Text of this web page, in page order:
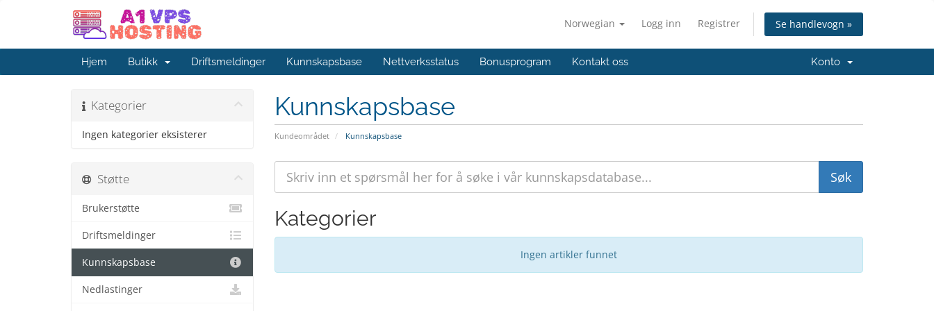
Norwegian Logg inn Registrer Se handlevogn »
Hjem Butikk Driftsmeldinger Kunnskapsbase Nettverksstatus Bonusprogram Kontakt oss Konto
Kunnskapsbase
Kundeområdet Kunnskapsbase
Kategorier
Ingen kategorier eksisterer
Kategorier
Ingen artikler funnet
Støtte
Brukerstøtte
Driftsmeldinger
Kunnskapsbase
Nedlastinger